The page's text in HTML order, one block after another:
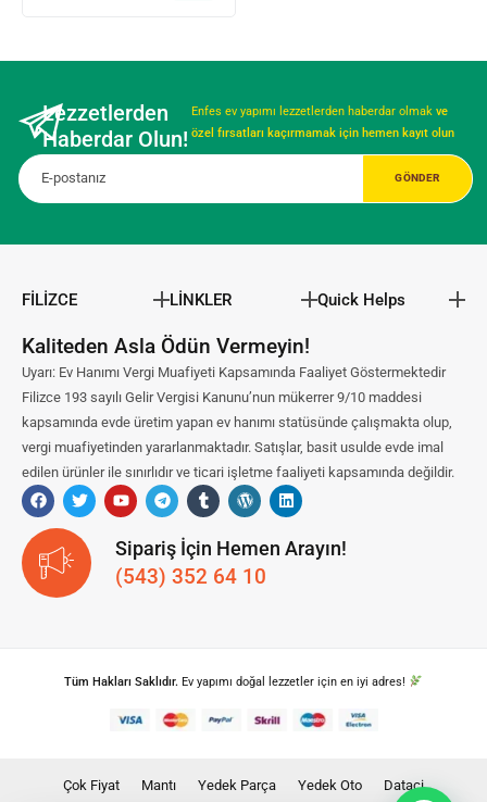
Lezzetlerden
Haberdar Olun!
Enfes ev yapımı lezzetlerden haberdar olmak ve
özel fırsatları kaçırmamak için hemen kayıt olun
FİLİZCE LİNKLER Quick Helps
Kaliteden Asla Ödün Vermeyin!
Uyarı: Ev Hanımı Vergi Muafiyeti Kapsamında Faaliyet Göstermektedir
Filizce 193 sayılı Gelir Vergisi Kanunu’nun mükerrer 9/10 maddesi
kapsamında evde üretim yapan ev hanımı statüsünde çalışmakta olup,
vergi muafiyetinden yararlanmaktadır. Satışlar, basit usulde evde imal
edilen ürünler ile sınırlıdır ve ticari işletme faaliyeti kapsamında değildir.
Sipariş İçin Hemen Arayın!
(543) 352 64 10
Tüm Hakları Saklıdır. Ev yapımı doğal lezzetler için en iyi adres!
Çok Fiyat Mantı Yedek Parça Yedek Oto Dataci